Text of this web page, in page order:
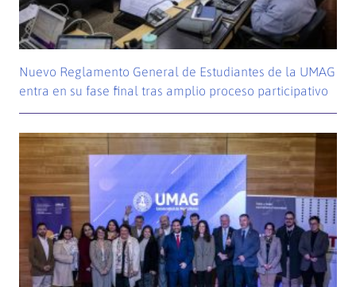
Nuevo Reglamento General de Estudiantes de la UMAG
entra en su fase final tras amplio proceso participativo